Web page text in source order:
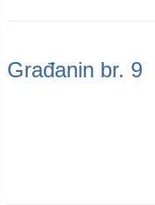
Građanin br. 9